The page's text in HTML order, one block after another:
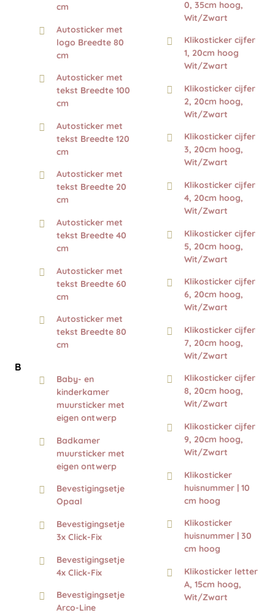
cm
Autosticker met
logo Breedte 80
cm
Autosticker met
tekst Breedte 100
cm
Autosticker met
tekst Breedte 120
cm
Autosticker met
tekst Breedte 20
cm
Autosticker met
tekst Breedte 40
cm
Autosticker met
tekst Breedte 60
cm
Autosticker met
tekst Breedte 80
cm
B
Baby- en
kinderkamer
muursticker met
eigen ontwerp
Badkamer
muursticker met
eigen ontwerp
Bevestigingsetje
Opaal
Bevestigingsetje
3x Click-Fix
Bevestigingsetje
4x Click-Fix
Bevestigingsetje
Arco-Line
0, 35cm hoog,
Wit/Zwart
Klikosticker cijfer
1, 20cm hoog
Wit/Zwart
Klikosticker cijfer
2, 20cm hoog,
Wit/Zwart
Klikosticker cijfer
3, 20cm hoog,
Wit/Zwart
Klikosticker cijfer
4, 20cm hoog,
Wit/Zwart
Klikosticker cijfer
5, 20cm hoog,
Wit/Zwart
Klikosticker cijfer
6, 20cm hoog,
Wit/Zwart
Klikosticker cijfer
7, 20cm hoog,
Wit/Zwart
Klikosticker cijfer
8, 20cm hoog,
Wit/Zwart
Klikosticker cijfer
9, 20cm hoog,
Wit/Zwart
Klikosticker
huisnummer | 10
cm hoog
Klikosticker
huisnummer | 30
cm hoog
Klikosticker letter
A, 15cm hoog,
Wit/Zwart